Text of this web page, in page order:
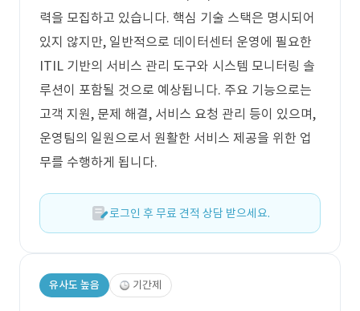
력을 모집하고 있습니다. 핵심 기술 스택은 명시되어
있지 않지만, 일반적으로 데이터센터 운영에 필요한
ITIL 기반의 서비스 관리 도구와 시스템 모니터링 솔
루션이 포함될 것으로 예상됩니다. 주요 기능으로는
고객 지원, 문제 해결, 서비스 요청 관리 등이 있으며,
운영팀의 일원으로서 원활한 서비스 제공을 위한 업
무를 수행하게 됩니다.
로그인 후 무료 견적 상담 받으세요.
유사도 높음 기간제